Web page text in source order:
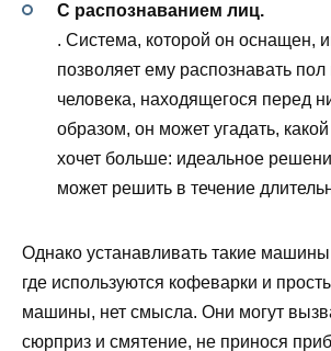
С распознаванием лиц.
. Система, которой он оснащен,
позволяет ему распознавать пол
человека, находящегося перед
образом, он может угадать,
хочет больше: идеальное
может решить в течение
Однако устанавливать такие
где используются кофеварки и
машины, нет смысла. Они могут
сюрприз и смятение, не принося